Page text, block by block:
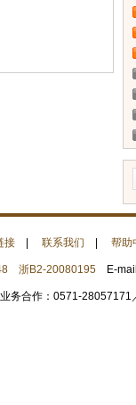
接 联系我们 帮助
浙B2-20080195E-mail
务合作：0571-28057171